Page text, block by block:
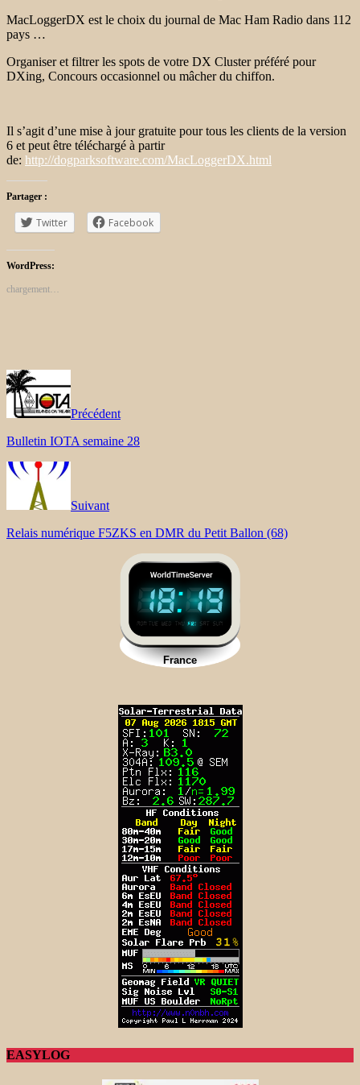
MacLoggerDX est le choix du journal de Mac Ham Radio dans 112
pays …
Organiser et filtrer les spots de votre DX Cluster préféré pour
DXing, Concours occasionnel ou mâcher du chiffon.
Il s’agit d’une mise à jour gratuite pour tous les clients de la version
6 et peut être téléchargé à partir
de: http://dogparksoftware.com/MacLoggerDX.html
Partager :
Twitter Facebook
WordPress:
chargement…
Précédent
Bulletin IOTA semaine 28
Suivant
Relais numérique F5ZKS en DMR du Petit Ballon (68)
EASYLOG